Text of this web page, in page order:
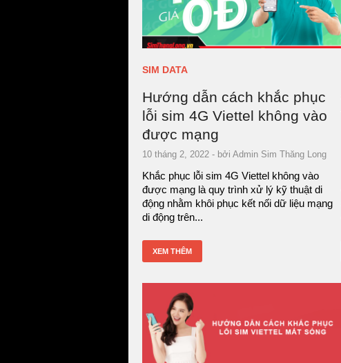
SIM DATA
Hướng dẫn cách khắc phục
lỗi sim 4G Viettel không vào
được mạng
10 tháng 2, 2022 - bởi Admin Sim Thăng Long
Khắc phục lỗi sim 4G Viettel không vào
được mạng là quy trình xử lý kỹ thuật di
động nhằm khôi phục kết nối dữ liệu mạng
di động trên...
XEM THÊM